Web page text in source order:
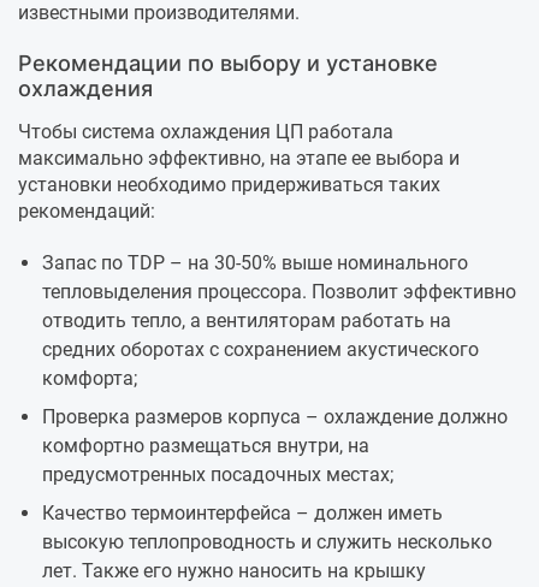
известными производителями.
Рекомендации по выбору и установке
охлаждения
Чтобы система охлаждения ЦП работала
максимально эффективно, на этапе ее выбора и
установки необходимо придерживаться таких
рекомендаций:
Запас по TDP – на 30-50% выше номинального
тепловыделения процессора. Позволит эффективно
отводить тепло, а вентиляторам работать на
средних оборотах с сохранением акустического
комфорта;
Проверка размеров корпуса – охлаждение должно
комфортно размещаться внутри, на
предусмотренных посадочных местах;
Качество термоинтерфейса – должен иметь
высокую теплопроводность и служить несколько
лет. Также его нужно наносить на крышку